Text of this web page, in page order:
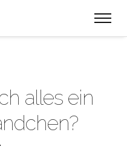
alles ein